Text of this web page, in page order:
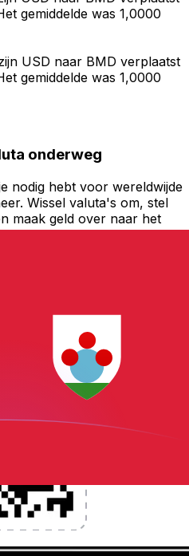
gemiddelde was 1,0000
USD naar BMD verplaatst
gemiddelde was 1,0000
onderweg
nodig hebt voor wereldwijde
Wissel valuta's om, stel
maak geld over naar het
kosten. Download